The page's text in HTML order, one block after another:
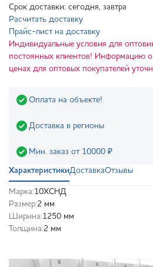
Срок доставки: сегодня, завтра
Расчитать доставку
Прайс-лист на доставку
Индивидуальные условия для
постоянных клиентов! Информацию о
ценах для оптовых покупателей
Оплата на объекте!
Доставка в регионы
Мин. заказ от 10000 ₽
ХарактеристикиДоставкаОтзывы
Марка:10ХСНД
Размер:2 мм
Ширина:1250 мм
Толщина:2 мм